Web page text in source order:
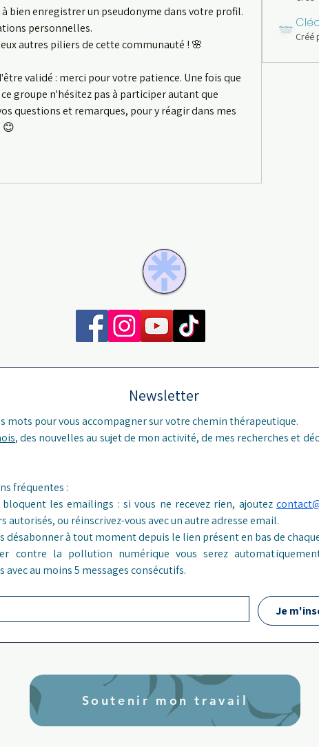
bien enregistrer un pseudonyme dans votre profil.
personnelles.
autres piliers de cette communauté ! 🌸
validé : merci pour votre patience. Une fois que
groupe n'hésitez pas à participer autant que
questions et remarques, pour y réagir dans mes
😊
Créé
Newsletter
mots pour vous accompagner sur votre chemin thérapeutique.
, des nouvelles au sujet de mon activité, de mes recherches et
les emailings : si vous ne recevez rien, ajoutez
autorisés, ou réinscrivez-vous avec un autre adresse email.
désabonner à tout moment depuis le lien présent en bas de
contre la pollution numérique vous serez
avec au moins 5 messages consécutifs.
Je
Soutenir mon travail